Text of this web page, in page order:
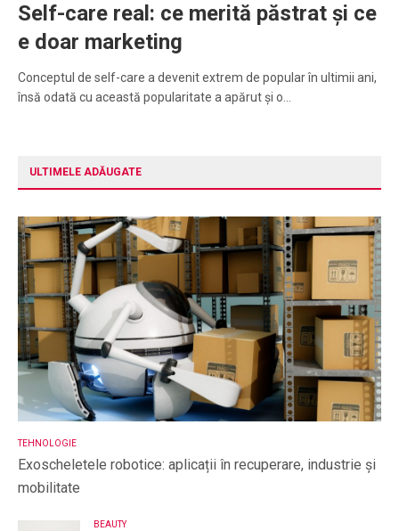
Self-care real: ce merită păstrat și ce
e doar marketing
Conceptul de self-care a devenit extrem de popular în ultimii ani,
însă odată cu această popularitate a apărut și o…
ULTIMELE ADĂUGATE
TEHNOLOGIE
Exoscheletele robotice: aplicații în recuperare, industrie și
mobilitate
BEAUTY